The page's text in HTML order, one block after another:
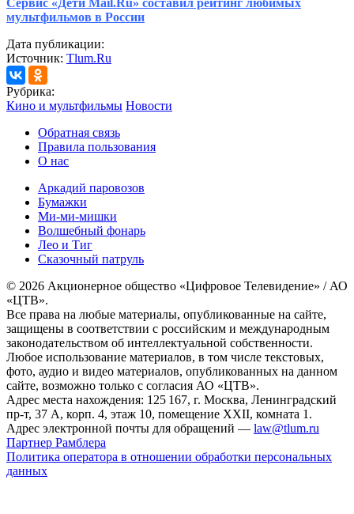
мультфильмов в России
Дата публикации:
Источник: Tlum.Ru
Рубрика:
Кино и мультфильмы Новости
Обратная связь
Правила пользования
О нас
Аркадий паровозов
Бумажки
Ми-ми-мишки
Волшебный фонарь
Лео и Тиг
Сказочный патруль
© 2026 Акционерное общество «Цифровое Телевидение» / АО
«ЦТВ».
Все права на любые материалы, опубликованные на сайте,
защищены в соответствии с российским и международным
законодательством об интеллектуальной собственности.
Любое использование материалов, в том числе текстовых,
фото, аудио и видео материалов, опубликованных на данном
сайте, возможно только с согласия АО «ЦТВ».
Адрес места нахождения: 125 167, г. Москва, Ленинградский
пр-т, 37 А, корп. 4, этаж 10, помещение XXII, комната 1.
Адрес электронной почты для обращений — law@tlum.ru
Партнер Рамблера
Политика оператора в отношении обработки персональных
данных